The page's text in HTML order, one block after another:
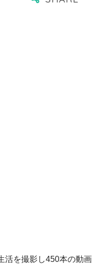
活を撮影し450本の動画